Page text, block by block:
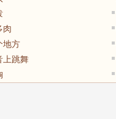
肉
地方
上跳舞